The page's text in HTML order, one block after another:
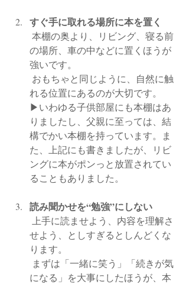
すぐ手に取れる場所に本を置く
の場所、車の中などに置くほうが
強いです。
れる位置にあるのが大切です。
▶︎いわゆる子供部屋にも本棚はあ
りましたし、父親に至っては、結
構でかい本棚を持っています。ま
た、上記にも書きましたが、リビ
ングに本がポンっと放置されてい
ることもありました。
読み聞かせを“勉強”にしない
せよう、としすぎるとしんどくな
ります。
になる」を大事にしたほうが、本